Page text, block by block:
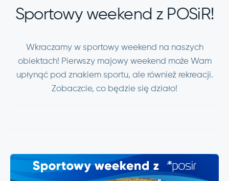
Sportowy weekend z POSiR!
Wkraczamy w sportowy weekend na naszych
obiektach! Pierwszy majowy weekend może Wam
upłynąć pod znakiem sportu, ale również rekreacji.
Zobaczcie, co będzie się działo!